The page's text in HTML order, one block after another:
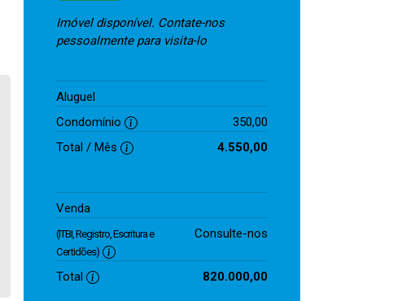
Imóvel disponível. Contate-nos
pessoalmente para visita-lo
Aluguel
Condomínio
350,00
Total / Mês
4.550,00
Venda
(ITBI, Registro, Escritura e
Certidões)
Consulte-nos
Total 820.000,00